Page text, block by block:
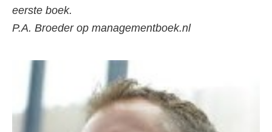
eerste boek.
P.A. Broeder op managementboek.nl